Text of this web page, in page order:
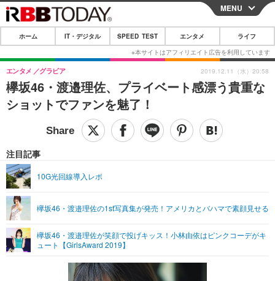
CLOSE
ホーム
IT・デジタル
IT・デジタルTOP スマートフォン
ショッピング その他
SPEED TEST
エンタメTOP 映画・ドラマ
グラビア ブログ
ショッピング その他
ライフTOP
リリース一覧
プッシュ通知の停止方法
MENU
ホーム IT・デジタル SPEED TEST エンタメ ライフ
欅坂46・渡邉理佐、プライベート感漂う貴重な
ショットでファンを魅了！
エンタメ グラビア
注目記事
10G光回線導入レポ
欅坂46・渡邉理佐の1st写真集が発売！アメリカとバハマで素顔見せる
欅坂46・渡邉理佐が笑顔で投げキッス！小林由依はピンクコーデがキ
ュート【GirlsAward 2019】
2019.12.11（水）20:58